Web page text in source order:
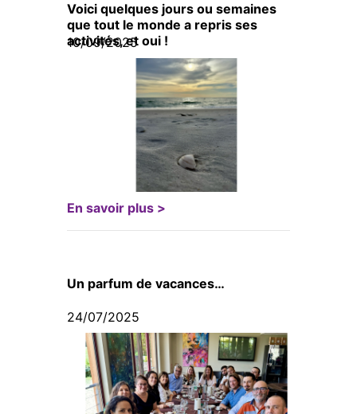
Voici quelques jours ou semaines
que tout le monde a repris ses
activités, et oui !
10/09/2025
En savoir plus >
Un parfum de vacances…
24/07/2025